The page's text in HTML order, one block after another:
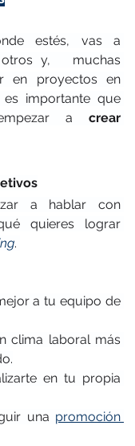
estés, vas a
otros y,   muchas
en proyectos en
importante que
a crear
a hablar con
quieres lograr
.
a tu equipo de
clima laboral más
en tu propia
una promoción